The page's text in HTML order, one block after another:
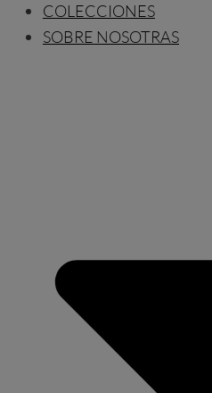
COLECCIONES
SOBRE NOSOTRAS